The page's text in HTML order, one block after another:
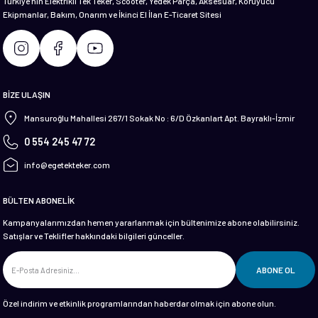
Ekipmanlar, Bakım, Onarım ve İkinci El İlan E-Ticaret Sitesi
BİZE ULAŞIN
Mansuroğlu Mahallesi 267/1 Sokak No : 6/D Özkanlart Apt. Bayraklı-İzmir
0 554 245 47 72
info@egetekteker.com
BÜLTEN ABONELİK
Kampanyalarımızdan hemen yararlanmak için bültenimize abone olabilirsiniz.
Satışlar ve Teklifler hakkındaki bilgileri günceller.
ABONE OL
Özel indirim ve etkinlik programlarından haberdar olmak için abone olun.